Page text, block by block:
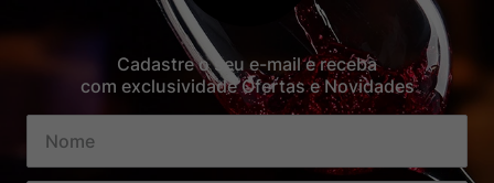
Cadastre o seu e-mail e receba
com exclusividade Ofertas e Novidades